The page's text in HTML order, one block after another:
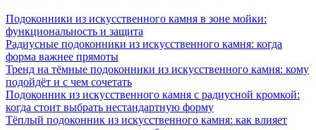
Подоконники из искусственного камня в зоне мойки:
функциональность и защита
Радиусные подоконники из искусственного камня: когда
форма важнее прямоты
Тренд на тёмные подоконники из искусственного камня: кому
подойдёт и с чем сочетать
Подоконник из искусственного камня с радиусной кромкой:
когда стоит выбрать нестандартную форму
Тёплый подоконник из искусственного камня: как влияет